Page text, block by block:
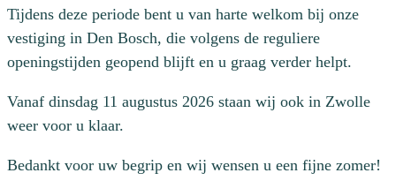
Tijdens deze periode bent u van harte welkom bij onze
vestiging in Den Bosch, die volgens de reguliere
openingstijden geopend blijft en u graag verder helpt.
Vanaf dinsdag 11 augustus 2026 staan wij ook in Zwolle
weer voor u klaar.
Bedankt voor uw begrip en wij wensen u een fijne zomer!